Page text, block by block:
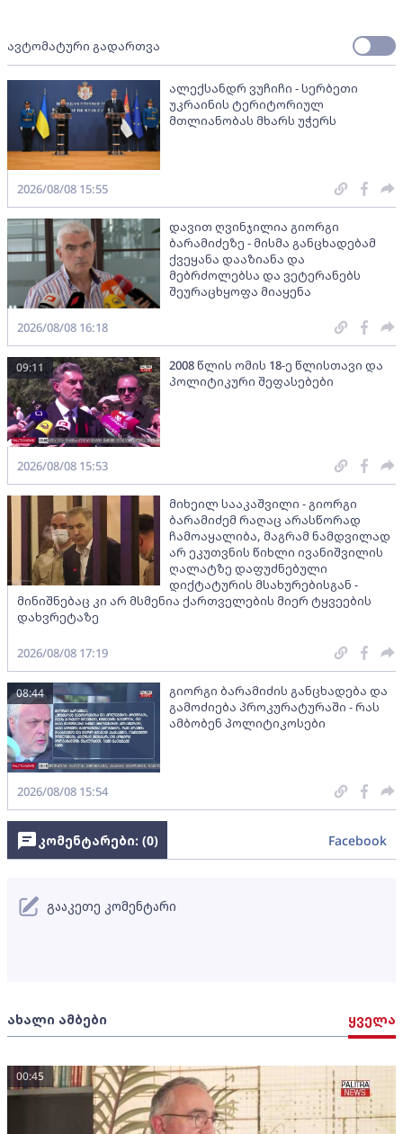
ავტომატური გადართვა
ალექსანდრ ვუჩიჩი - სერბეთი
უკრაინის ტერიტორიულ
მთლიანობას მხარს უჭერს
2026/08/08 15:55
დავით ღვინჯილია გიორგი
ბარამიძეზე - მისმა განცხადებამ
ქვეყანა დააზიანა და
მებრძოლებსა და ვეტერანებს
შეურაცხყოფა მიაყენა
2026/08/08 16:18
2008 წლის ომის 18-ე წლისთავი და
პოლიტიკური შეფასებები
09:11
2026/08/08 15:53
მიხეილ სააკაშვილი - გიორგი
ბარამიძემ რაღაც არასწორად
ჩამოაყალიბა, მაგრამ ნამდვილად
არ ეკუთვნის წიხლი ივანიშვილის
ღალატზე დაფუძნებული
დიქტატურის მსახურებისგან -
მინიშნებაც კი არ მსმენია ქართველების მიერ ტყვეების
დახვრეტაზე
2026/08/08 17:19
გიორგი ბარამიძის განცხადება და
გამოძიება პროკურატურაში - რას
ამბობენ პოლიტიკოსები
08:44
2026/08/08 15:54
ახალი ამბები ყველა
00:45
კომენტარები: (0) Facebook
გააკეთე კომენტარი